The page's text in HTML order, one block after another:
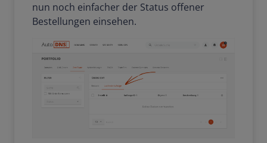
nun noch einfacher der Status offener
Bestellungen einsehen.